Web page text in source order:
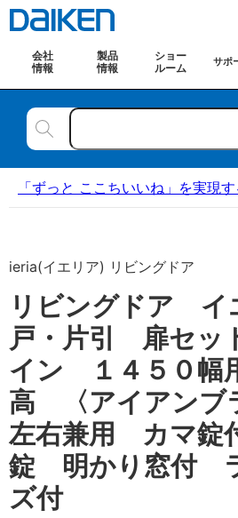
会社
情報
製品
情報
ショー
ルーム
サポ
「ずっと ここちいいね」を実現
ieria(イエリア) リビングドア
リビングドア イ
戸・片引 扉セ
イン １４５０幅
高 〈アイアンブ
左右兼用 カマ錠
錠 明かり窓付
ズ付